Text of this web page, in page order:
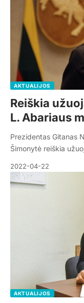
AKTUALIJOS
Reiškia
L. Abariaus
Prezidentas Gitanas
Šimonytė reiškia
2022-04-22
AKTUALIJOS